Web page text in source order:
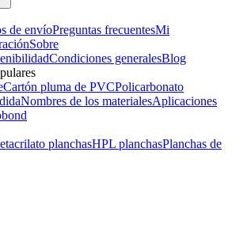
de envíoPreguntas frecuentesMi
Sobre
Condiciones generalesBlog
Cartón pluma de PVCPolicarbonato
Nombres de los materialesAplicaciones
planchasHPL planchasPlanchas de